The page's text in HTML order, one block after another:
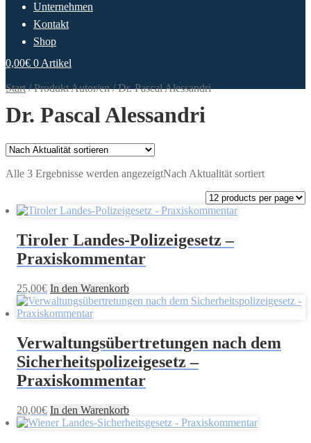
Unternehmen
Kontakt
Shop
0,00€ 0 Artikel
Start/Produkt Autor/en/Dr. Pascal Alessandri
Dr. Pascal Alessandri
Alle 3 Ergebnisse werden angezeigtNach Aktualität sortiert
Tiroler Landes-Polizeigesetz –
Praxiskommentar
25,00€ In den Warenkorb
Verwaltungsübertretungen nach dem
Sicherheitspolizeigesetz –
Praxiskommentar
20,00€ In den Warenkorb